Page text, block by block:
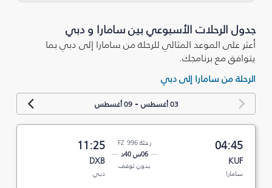
جدول الرحلات الأسبوعي بين سامارا و دبي
أعثر على الموعد المثالي للرحلة من سامارا إلى دبي بما
يتوافق مع برنامجك.
الرحلة من سامارا إلى دبي
03 أغسطس -09 أغسطس
04:45
KUF
سامارا
رحلة FZ 996
06س 40د
بدون توقف
11:25
DXB
دبي